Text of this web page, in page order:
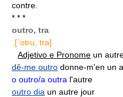
contre.
* * *
outro, tra
[`otru, tra]
Adjetivo e Pronome un
dê-me outro donne-m'en un
o outro/a outra l'autre
outro dia un autre jour